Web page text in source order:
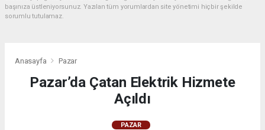
başınıza üstleniyorsunuz. Yazılan tüm yorumlardan site yönetimi hiçbir şekilde
sorumlu tutulamaz.
Anasayfa Pazar
Pazar’da Çatan Elektrik Hizmete
Açıldı
PAZAR